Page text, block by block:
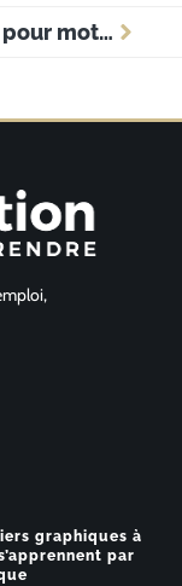
Les clés pour motiver efficacement votre équipe en entreprise
graphiques à
par